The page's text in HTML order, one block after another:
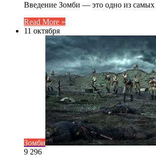
Введение Зомби — это одно из
Read More »
11 октября
Зомби
9 296